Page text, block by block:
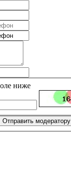
ниже
Отправить модератору